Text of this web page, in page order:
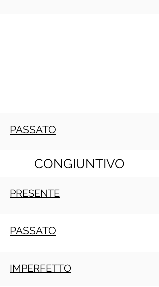
PASSATO
CONGIUNTIVO
PRESENTE
PASSATO
IMPERFETTO